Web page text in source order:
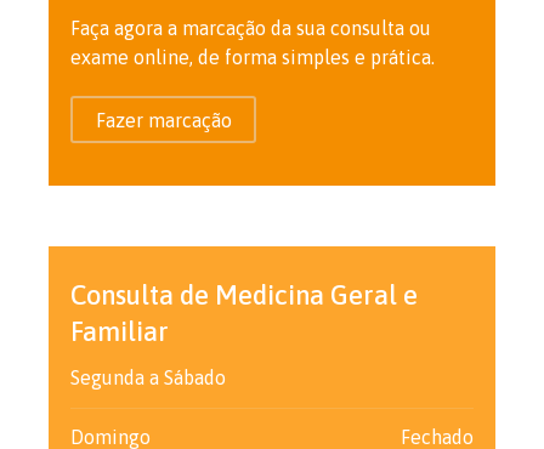
Faça agora a marcação da sua consulta ou
exame online, de forma simples e prática.
Fazer marcação
Consulta de Medicina Geral e
Familiar
Segunda a Sábado
Domingo Fechado